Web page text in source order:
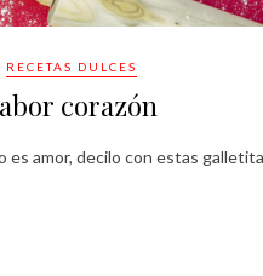
RECETAS DULCES
corazón
es amor, decilo con estas